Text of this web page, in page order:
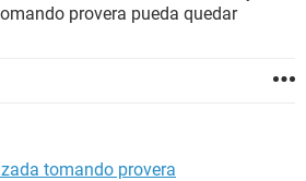
provera pueda quedar
tomando provera